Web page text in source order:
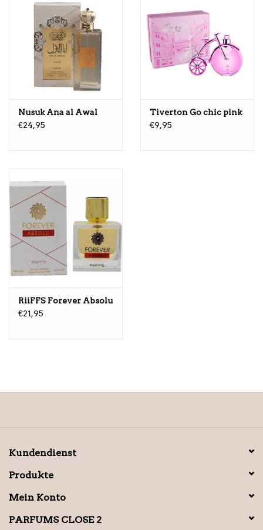
Nusuk Ana al Awal
€24,95
Tiverton Go chic pink
€9,95
RiiFFS Forever Absolu
€21,95
Kundendienst
Produkte
Mein Konto
PARFUMS CLOSE 2